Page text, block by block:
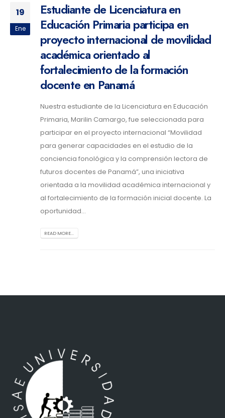
19
Ene
Estudiante de Licenciatura en
Educación Primaria participa en
proyecto internacional de movilidad
académica orientado al
fortalecimiento de la formación
docente en Panamá
Nuestra estudiante de la Licenciatura en Educación
Primaria, Marilin Camargo, fue seleccionada para
participar en el proyecto internacional “Movilidad
para generar capacidades en el estudio de la
conciencia fonológica y la comprensión lectora de
futuros docentes de Panamá”, una iniciativa
orientada a la movilidad académica internacional y
al fortalecimiento de la formación inicial docente. La
oportunidad...
READ MORE...